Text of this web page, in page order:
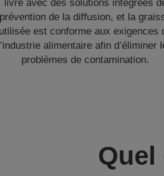
livré avec des solutions intégrées
prévention de la diffusion, et la
utilisée est conforme aux exigences
alimentaire afin d’éliminer
problèmes de contamination.